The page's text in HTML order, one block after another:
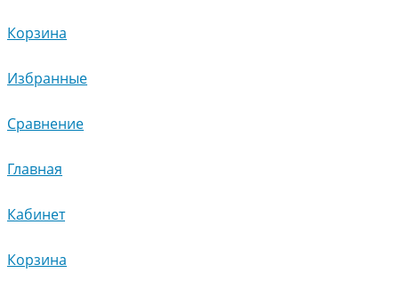
Корзина
Избранные
Сравнение
Главная
Кабинет
Корзина